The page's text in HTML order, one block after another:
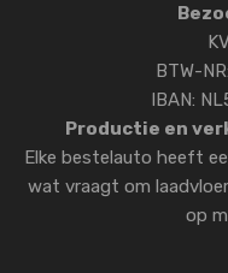
BTW-
IBAN:
Productie en
Elke bestelauto heeft
wat vraagt om
op